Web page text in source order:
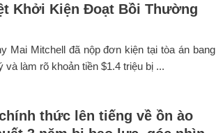
Khởi Kiện Đoạt Bồi Thường
Mai Mitchell đã nộp đơn kiện tại tòa án bang
và làm rõ khoản tiền $1.4 triệu bị ...
thức lên tiếng về ồn ào